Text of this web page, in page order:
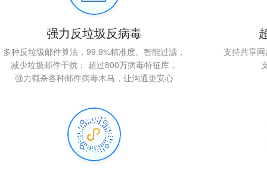
强力反垃圾反病毒
多种反垃圾邮件算法，99.9%精准度。智能过滤，
减少垃圾邮件干扰； 超过800万病毒特征库，
强力截杀各种邮件病毒木马，让沟通更安心
支持共享